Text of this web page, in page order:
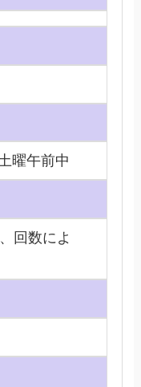
曜午前中
回数によ